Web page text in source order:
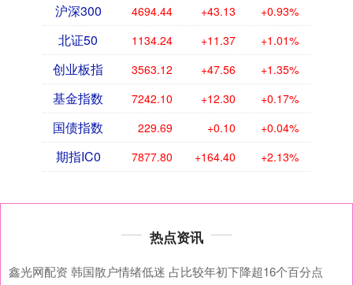
沪深300 4694.44 +43.13 +0.93%
北证50 1134.24 +11.37 +1.01%
创业板指 3563.12 +47.56 +1.35%
基金指数 7242.10 +12.30 +0.17%
国债指数 229.69 +0.10 +0.04%
期指IC0 7877.80 +164.40 +2.13%
热点资讯
鑫光网配资 韩国散户情绪低迷 占比较年初下降超16个百分点